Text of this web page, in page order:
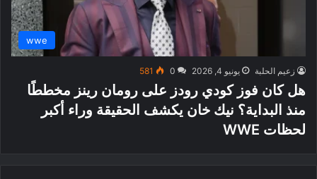
wwe
زعيم الحلبة يونيو 4, 2026 0
581
هل كان فوز كودي رودز على رومان رينز مخططًا
منذ البداية؟ نيك خان يكشف الحقيقة وراء أكبر
لحظات WWE